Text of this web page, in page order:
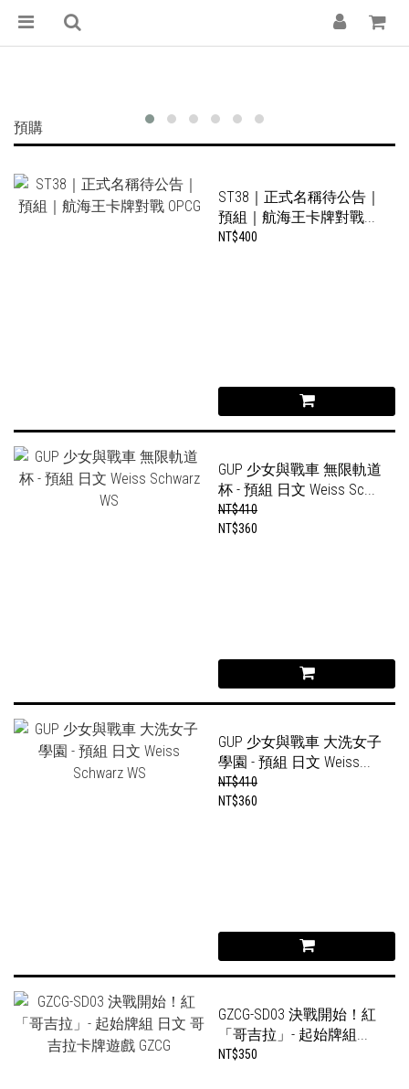
預購
ST38｜正式名稱待公告｜
預組｜航海王卡牌對戰...
NT$400
GUP 少女與戰車 無限軌道
杯 - 預組 日文 Weiss Sc...
NT$410
NT$360
GUP 少女與戰車 大洗女子
學園 - 預組 日文 Weiss...
NT$410
NT$360
GZCG-SD03 決戰開始！紅
「哥吉拉」- 起始牌組...
NT$350